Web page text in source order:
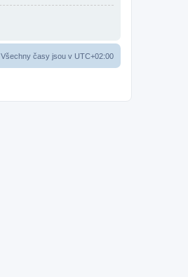
Všechny časy jsou v UTC+02:00